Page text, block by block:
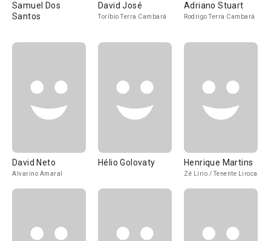
Samuel Dos
Santos
David José
Toríbio Terra Cambará
Adriano Stuart
Rodrigo Terra Cambará
David Neto
Alvarino Amaral
Hélio Golovaty Henrique Martins
Zé Lírio / Tenente Liroca